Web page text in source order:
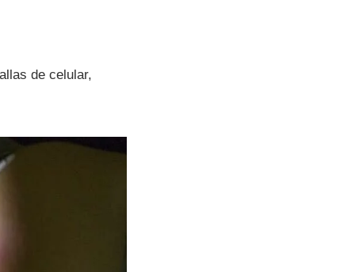
de celular,